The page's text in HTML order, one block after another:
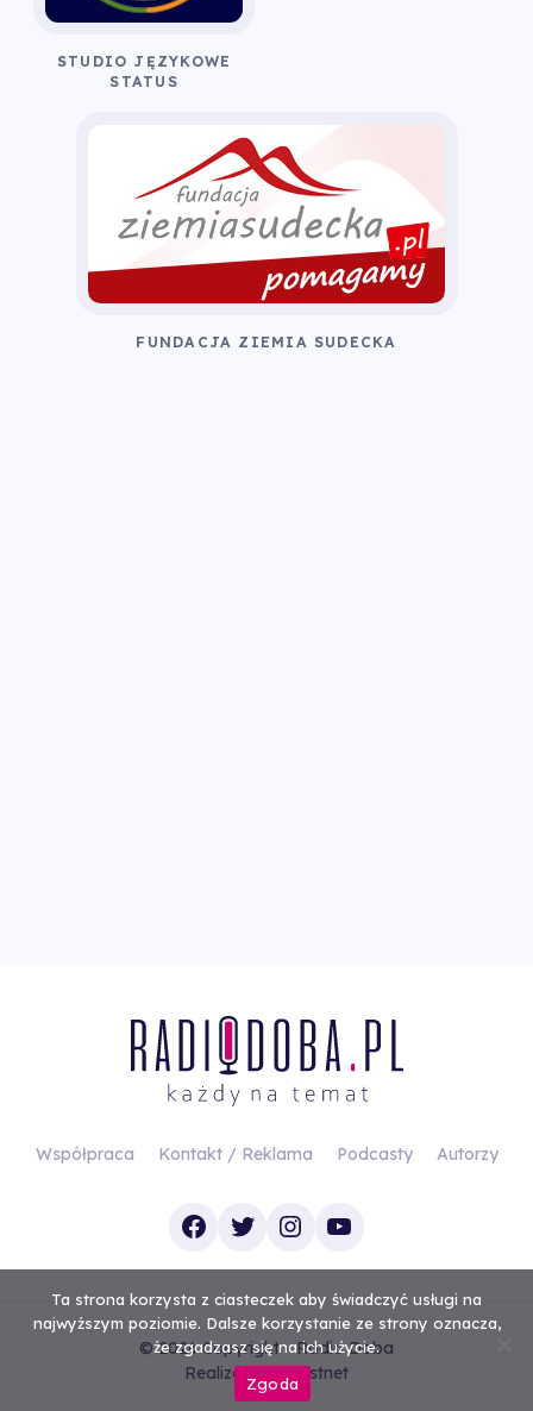
STUDIO JĘZYKOWE
STATUS
FUNDACJA ZIEMIA SUDECKA
Współpraca Kontakt / Reklama Podcasty Autorzy
Facebook
TwitterInstagram
YouTube
© 2026 Copyright - Radio Doba
RealizacjaInvestnet
Ta strona korzysta z ciasteczek aby świadczyć usługi na
najwyższym poziomie. Dalsze korzystanie ze strony oznacza,
że zgadzasz się na ich użycie.
Zgoda